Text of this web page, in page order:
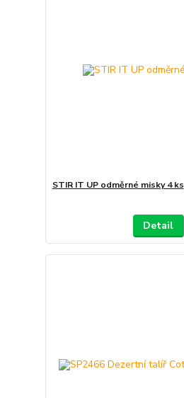
STIR IT UP odměrné misky 4 ks
Detail